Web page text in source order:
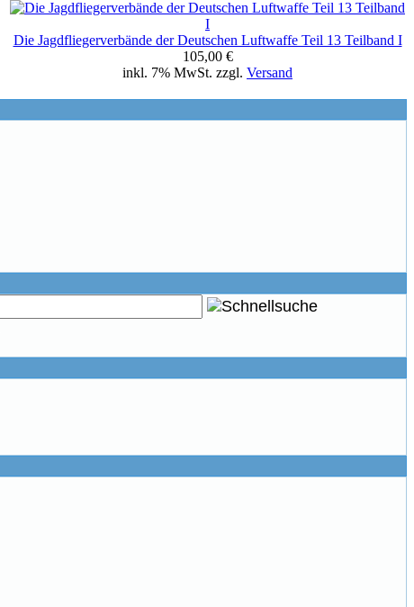
Die Jagdfliegerverbände der Deutschen Luftwaffe Teil 13 Teilband I
105,00 €
inkl. 7% MwSt. zzgl. Versand